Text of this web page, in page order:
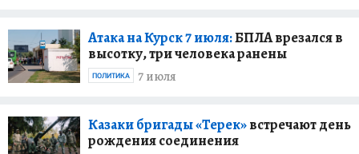
Атака на Курск 7 июля:БПЛА врезался в
высотку, три человека ранены
7 июля
ПОЛИТИКА
Казаки бригады «Терек»встречают день
рождения соединения